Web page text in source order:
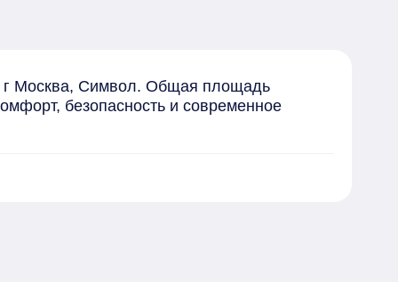
г Москва, Символ. Общая площадь
безопасность и современное